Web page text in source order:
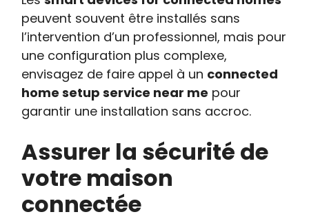
peuvent souvent être installés sans
l’intervention d’un professionnel, mais pour
une configuration plus complexe,
envisagez de faire appel à un connected
home setup service near me pour
garantir une installation sans accroc.
Assurer la sécurité de
votre maison
connectée